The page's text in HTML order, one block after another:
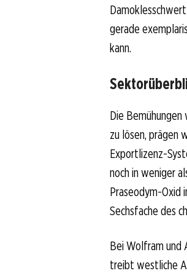
gerade
kann.
Die
zu lösen, prägen
Exportlizenz-
noch in weniger
Praseodym-Oxid
Sechsfache des
Bei Wolfram und
treibt westliche